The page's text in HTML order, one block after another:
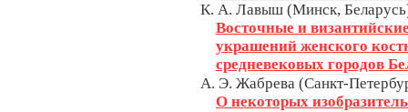
К. А. Лавыш (Минск,
Восточные и
украшений женского
средневековых городов
А. Э. Жабрева (Санкт-
О некоторых